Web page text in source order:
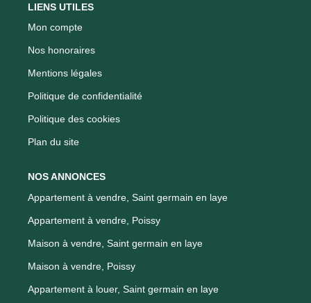
LIENS UTILES
Mon compte
Nos honoraires
Mentions légales
Politique de confidentialité
Politique des cookies
Plan du site
NOS ANNONCES
Appartement à vendre, Saint germain en laye
Appartement à vendre, Poissy
Maison à vendre, Saint germain en laye
Maison à vendre, Poissy
Appartement à louer, Saint germain en laye